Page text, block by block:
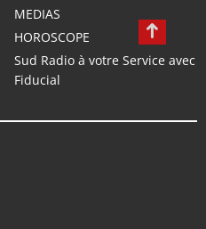
MEDIAS
HOROSCOPE
Sud Radio à votre Service avec
Fiducial